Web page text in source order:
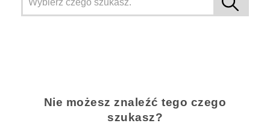
Nie możesz znaleźć tego czego
szukasz?